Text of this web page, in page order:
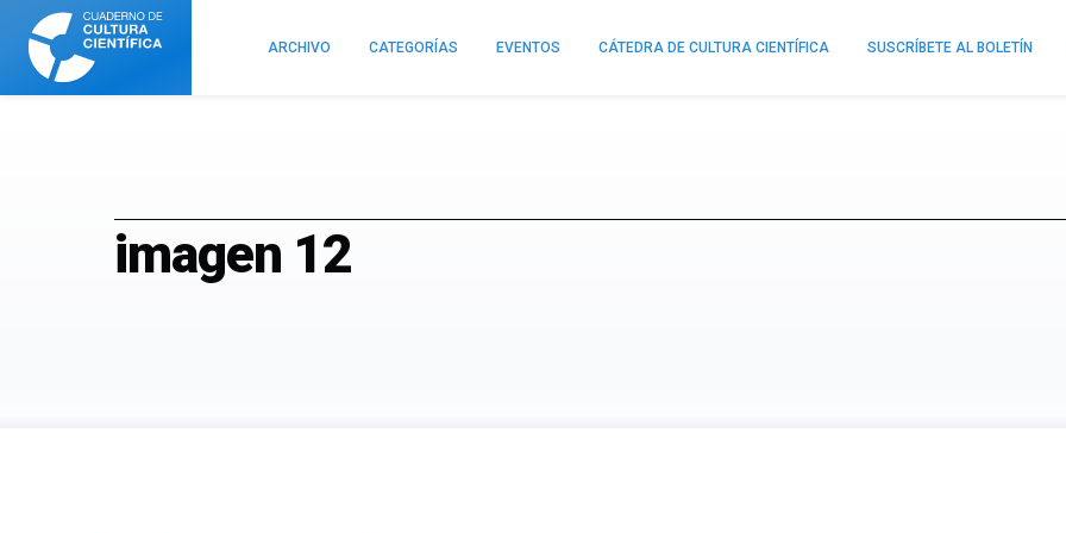
Cuaderno
Cultura
Científica
ARCHIVO CATEGORÍAS EVENTOS CÁTEDRA DE CULTURA CIENTÍFICA SUSCRÍBETE AL BOLETÍN
imagen 12